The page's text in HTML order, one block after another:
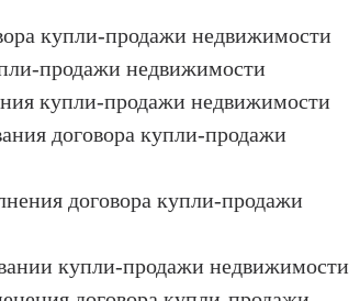
купли-продажи недвижимости
продажи недвижимости
купли-продажи недвижимости
договора купли-продажи
договора купли-продажи
купли-продажи недвижимости